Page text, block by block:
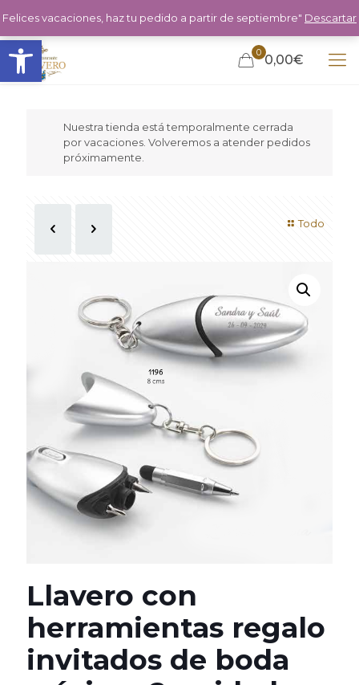
Abrir barra de herramientas 0 0,00€
Nuestra tienda está temporalmente cerrada
por vacaciones. Volveremos a atender pedidos
próximamente.
Todo
Llavero con
herramientas regalo
invitados de boda
Felices vacaciones, haz tu pedido a partir de septiembre" Descartar